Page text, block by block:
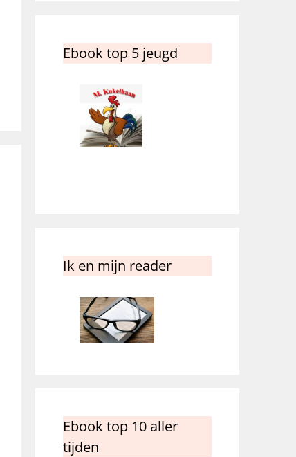
Ebook top 5 jeugd
Ik en mijn reader
Ebook top 10 aller
tijden